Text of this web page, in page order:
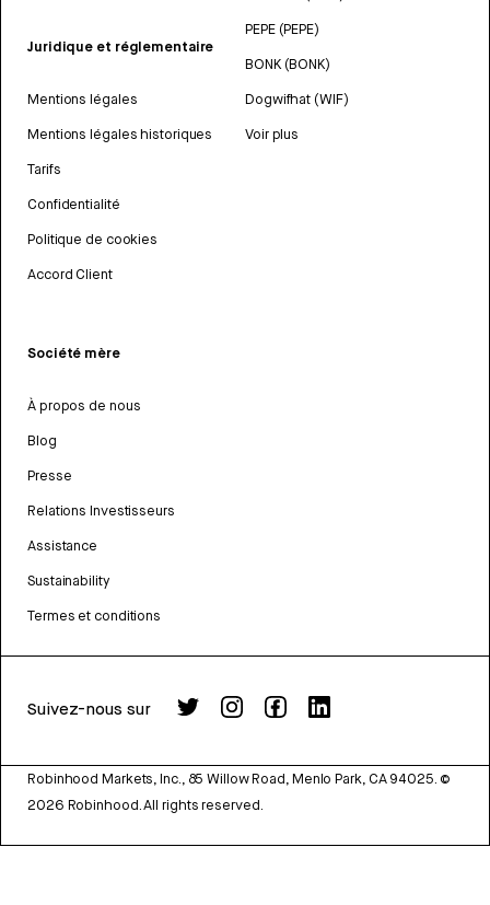
Juridique et réglementaire
Mentions légales
Mentions légales historiques
Tarifs
Confidentialité
Politique de cookies
Accord Client
PEPE (PEPE)
BONK (BONK)
Dogwifhat (WIF)
Voir plus
Société mère
À propos de nous
Blog
Presse
Relations Investisseurs
Assistance
Sustainability
Termes et conditions
Suivez-nous sur
Robinhood Markets, Inc., 85 Willow Road, Menlo Park, CA 94025. ©
2026 Robinhood. All rights reserved.